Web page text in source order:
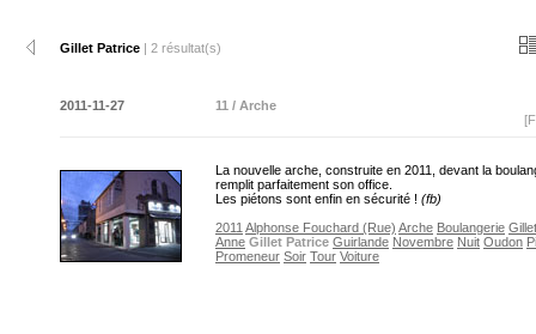
Gillet Patrice | 2 résultat(s)
2011-11-27
11 / Arche
La nouvelle arche, construite en 2011, devant la
remplit parfaitement son office.
Les piétons sont enfin en sécurité ! (fb)
2011 Alphonse Fouchard (Rue) Arche Boulangerie
Anne Gillet Patrice Guirlande Novembre Nuit Oudon
Promeneur Soir Tour Voiture